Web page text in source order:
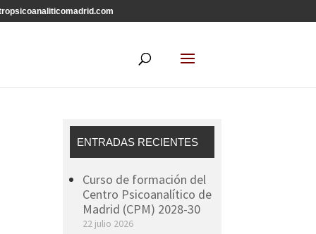
ENTRADAS RECIENTES
Curso de formación del
Centro Psicoanalítico de
Madrid (CPM) 2028-30
22 julio 2026